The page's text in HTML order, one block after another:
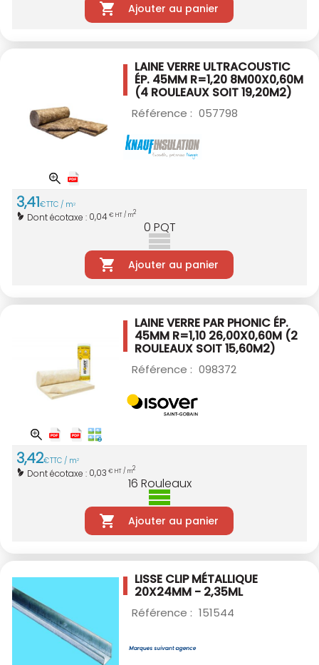
Ajouter au panier
LAINE VERRE ULTRACOUSTIC
ÉP. 45MM R=1,20 8M00X0,60M
(4 ROULEAUX SOIT 19,20M2)
Référence : 057798
3,41€TTC / m2
Dont écotaxe : 0,04€ HT / m2
0 PQT
Ajouter au panier
LAINE VERRE PAR PHONIC ÉP.
45MM R=1,10 26,00X0,60M (2
ROULEAUX SOIT 15,60M2)
Référence : 098372
3,42€TTC / m2
Dont écotaxe : 0,03 € HT / m2
16 Rouleaux
Ajouter au panier
LISSE CLIP MÉTALLIQUE
20X24MM - 2,35ML
Référence : 151544